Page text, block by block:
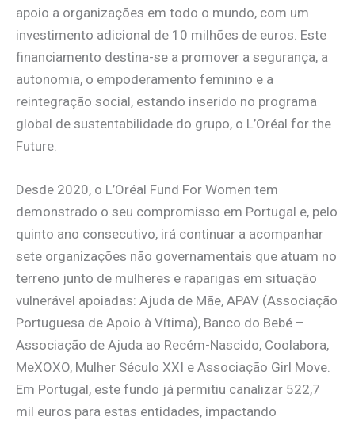
apoio a organizações em todo o mundo, com um
investimento adicional de 10 milhões de euros. Este
financiamento destina-se a promover a segurança, a
autonomia, o empoderamento feminino e a
reintegração social, estando inserido no programa
global de sustentabilidade do grupo, o L’Oréal for the
Future.
Desde 2020, o L’Oréal Fund For Women tem
demonstrado o seu compromisso em Portugal e, pelo
quinto ano consecutivo, irá continuar a acompanhar
sete organizações não governamentais que atuam no
terreno junto de mulheres e raparigas em situação
vulnerável apoiadas: Ajuda de Mãe, APAV (Associação
Portuguesa de Apoio à Vítima), Banco do Bebé –
Associação de Ajuda ao Recém-Nascido, Coolabora,
MeXOXO, Mulher Século XXI e Associação Girl Move.
Em Portugal, este fundo já permitiu canalizar 522,7
mil euros para estas entidades, impactando